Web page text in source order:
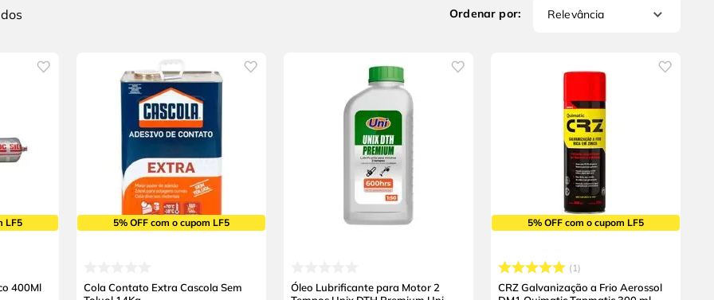
Relevância
LF5
400Ml
5% OFF com o cupom LF5
Cola Contato Extra Cascola Sem
Óleo Lubrificante para Motor 2
5% OFF com o cupom LF5
1
CRZ Galvanização a Frio Aerossol